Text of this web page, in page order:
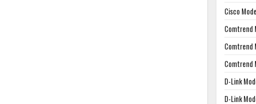
Cisco
Comtrend
Comtrend
Comtrend
D-Link
D-Link